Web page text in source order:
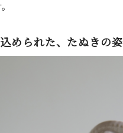
められた、たぬきの姿